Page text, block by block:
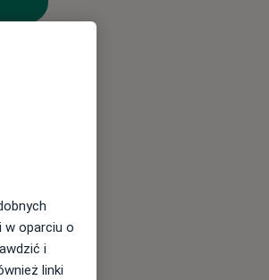
w oparciu o
i
linki